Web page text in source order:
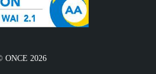
ONCE 2026